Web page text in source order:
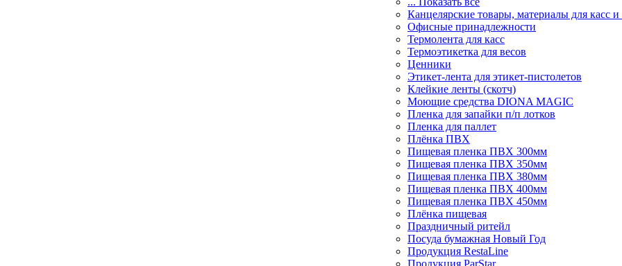
Канцелярские товары, материалы для касс и
Офисные принадлежности
Термолента для касс
Термоэтикетка для весов
Ценники
Этикет-лента для этикет-пистолетов
Клейкие ленты (скотч)
Моющие средства DIONA MAGIC
Пленка для запайки п/п лотков
Пленка для паллет
Плёнка ПВХ
Пищевая пленка ПВХ 300мм
Пищевая пленка ПВХ 350мм
Пищевая пленка ПВХ 380мм
Пищевая пленка ПВХ 400мм
Пищевая пленка ПВХ 450мм
Плёнка пищевая
Праздничный ритейл
Посуда бумажная Новый Год
Продукция RestaLine
Продукция РarStar